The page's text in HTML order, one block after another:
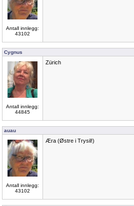
Antall innlegg:
43102
Cygnus
Antall innlegg:
44845
Zürich
auau
Antall innlegg:
43102
Æra (Østre i Trysil!)